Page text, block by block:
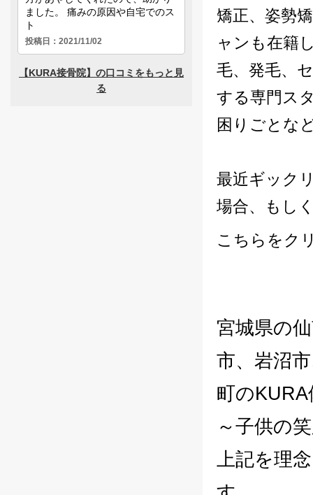
矯正、姿勢
ャンも在籍
毛、発毛、
する専門ス
困りごとな
最近ギック
場合、もし
こちらをク
宮城県の
市、岩沼
町の
～子供の
上記を理